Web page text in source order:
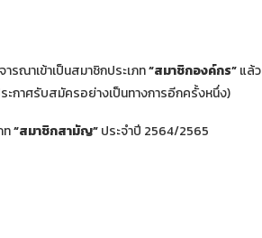
ณาเข้าเป็นสมาชิกประเภท“สมาชิกองค์กร”แล้
ะกาศรับสมัครอย่างเป็นทางการอีกครั้งหนึ่ง)
ท“สมาชิกสามัญ”ประจำปี 2564/2565